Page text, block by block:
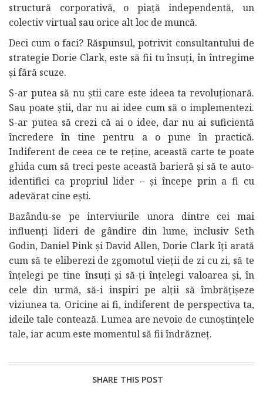
structură corporativă, o piață independentă, un
colectiv virtual sau orice alt loc de muncă.
Deci cum o faci? Răspunsul, potrivit consultantului de
strategie Dorie Clark, este să fii tu însuți, în întregime
și fără scuze.
S-ar putea să nu știi care este ideea ta revoluționară.
Sau poate știi, dar nu ai idee cum să o implementezi.
S-ar putea să crezi că ai o idee, dar nu ai suficientă
încredere în tine pentru a o pune în practică.
Indiferent de ceea ce te reține, această carte te poate
ghida cum să treci peste această barieră și să te auto-
identifici ca propriul lider – și începe prin a fi cu
adevărat cine ești.
Bazându-se pe interviurile unora dintre cei mai
influenți lideri de gândire din lume, inclusiv Seth
Godin, Daniel Pink și David Allen, Dorie Clark îți arată
cum să te eliberezi de zgomotul vieții de zi cu zi, să te
înțelegi pe tine însuți și să-ți înțelegi valoarea și, în
cele din urmă, să-i inspiri pe alții să îmbrățișeze
viziunea ta. Oricine ai fi, indiferent de perspectiva ta,
ideile tale contează. Lumea are nevoie de cunoștințele
tale, iar acum este momentul să fii îndrăzneț.
SHARE THIS POST